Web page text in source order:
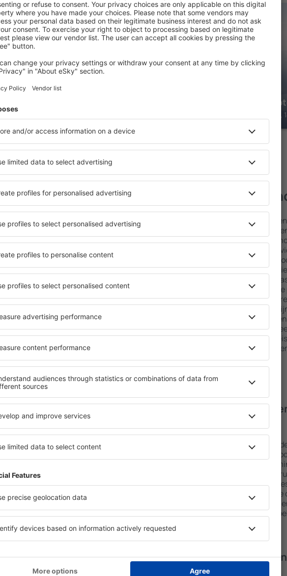
SCHLÜSSELFELD GEISELWIND
beschikbaar in Scheinfeld,
aan zijn behoeften voldoet.
hoogstaand hotel of gaat u
sfeer? Is een goedkope
u? Met onze hulp kunt u voor
in Scheinfeld. Selecteer
van het hotel.
en annuleringsopties.
maar iets verder weg
een langer verblijf maar de
een korter verblijf. In de
een geschikt hotel en begin
of zakenreis!
Scheinfeld - de beste
Een verscheidenheid aan diensten en
zijn enkele van de belangrijkste
ontworpen all-inclusive hotel. De beste
garanderen de hoogste standaard in
aan faciliteiten voor de gasten.
kwaliteit bevinden zich op de beste
belangrijke amusement in Scheinfeld.
parkeren en een kamer of suite kiezen
behoeften past. Een hotel met een
gewoonlijk gevarieerde opties zoals
fitness, evenals activiteiten voor
accommodaties in Scheinfeld zijn altijd
stellen, gezinnen en mensen op
bedrijven die workshops voor hun
organiseren.
Scheinfeld te vinden, is door
voor accommodaties.
verscheidenheid aan
wat u zoekt. Vul de velden
locatie, kies de datum van
aantal gasten en kamers toe.
van uw zoekopdracht
op de geselecteerde
de afstand van het hotel
en het aantal
Welke faciliteiten kan ik
Hotels in Scheinfeld hebben
faciliteiten voor hun gasten. De meest
wifi, wellnessruimtes met een spa, een
restaurants, een eetgedeelte, een
gratis parkeren en informatieve
interessante toeristische attracties in de
locaties bieden hotels ook transport van
aan. Soms moedigen hotels ook het
in Scheinfeld aan.
boeken?
Hoeveel kost een nacht in
Scheinfeld?